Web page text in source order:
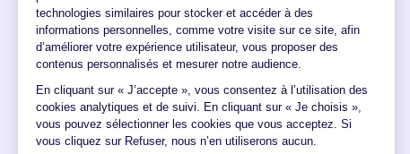
00:00:00/02/2022)